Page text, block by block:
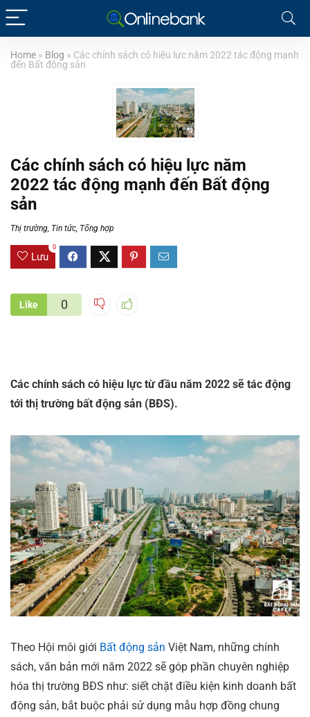
Home » Blog » Các chính sách có hiệu lực năm 2022 tác động mạnh
đến Bất động sản
Các chính sách có hiệu lực năm
2022 tác động mạnh đến Bất động
sản
Thị trường Tin tức Tổng hợp
Lưu
0
Like 0
Các chính sách có hiệu lực từ đầu năm 2022 sẽ tác động
tới thị trường bất động sản (BĐS).
Theo Hội môi giới Bất động sản Việt Nam, những chính
sách, văn bản mới năm 2022 sẽ góp phần chuyên nghiệp
hóa thị trường BĐS như: siết chặt điều kiện kinh doanh bất
động sản, bắt buộc phải sử dụng mẫu hợp đồng chung